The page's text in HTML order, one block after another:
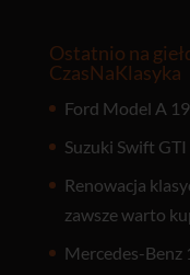
Ostatnio na
CzasNaKlasyka
Ford Model A
Suzuki Swift
Renowacja
zawsze warto
Mercedes-Benz